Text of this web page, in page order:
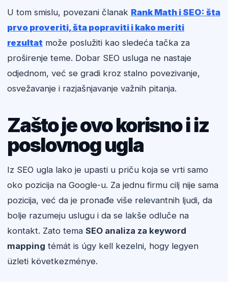
U tom smislu, povezani članak Rank Math i SEO: šta
prvo proveriti, šta popraviti i kako meriti
rezultat može poslužiti kao sledeća tačka za
proširenje teme. Dobar SEO usluga ne nastaje
odjednom, već se gradi kroz stalno povezivanje,
osvežavanje i razjašnjavanje važnih pitanja.
Zašto je ovo korisno i iz
poslovnog ugla
Iz SEO ugla lako je upasti u priču koja se vrti samo
oko pozicija na Google-u. Za jednu firmu cilj nije sama
pozicija, već da je pronađe više relevantnih ljudi, da
bolje razumeju uslugu i da se lakše odluče na
kontakt. Zato tema SEO analiza za keyword
mapping témát is úgy kell kezelni, hogy legyen
üzleti következménye.